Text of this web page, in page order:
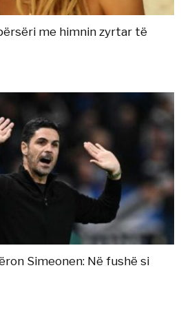
përsëri me himnin zyrtar të
Simeonen: Në fushë si